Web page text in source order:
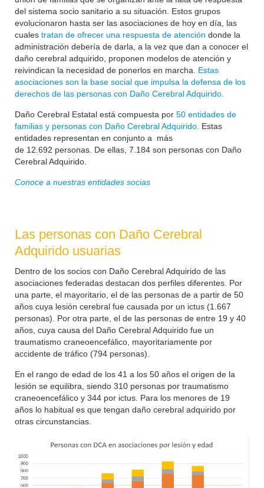
del sistema socio sanitario a su situación. Estos grupos
evolucionaron hasta ser las asociaciones de hoy en día, las
cuales tratan de ofrecer una respuesta de atención donde la
administración debería de darla, a la vez que dan a conocer el
daño cerebral adquirido, proponen modelos de atención y
reivindican la necesidad de ponerlos en marcha. Estas
asociaciones son la base social que impulsa la defensa de los
derechos de las personas con Daño Cerebral Adquirido.
Daño Cerebral Estatal está compuesta por 50 entidades de
familias y personas con Daño Cerebral Adquirido. Estas
entidades representan en conjunto a más
de 12.692 personas. De ellas, 7.184 son personas con Daño
Cerebral Adquirido.
Conoce a nuestras entidades socias
Las personas con Daño Cerebral
Adquirido usuarias
Dentro de los socios con Daño Cerebral Adquirido de las
asociaciones federadas destacan dos perfiles diferentes. Por
una parte, el mayoritario, el de las personas de a partir de 50
años cuya lesión cerebral fue causada por un ictus (1.667
personas). Por otra parte, el de las personas de entre 19 y 40
años, cuya causa del Daño Cerebral Adquirido fue un
traumatismo craneoencefálico, mayoritariamente por
accidente de tráfico (794 personas).
En el rango de edad de los 41 a los 50 años el origen de la
lesión se equilibra, siendo 310 personas por traumatismo
craneoencefálico y 344 por ictus. Para los menores de 19
años lo habitual es que tengan daño cerebral adquirido por
otras circunstancias.